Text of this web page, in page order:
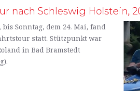
nach Schleswig Holstein,
Sonntag, dem 24. Mai, fand
statt. Stützpunkt war
in Bad Bramstedt